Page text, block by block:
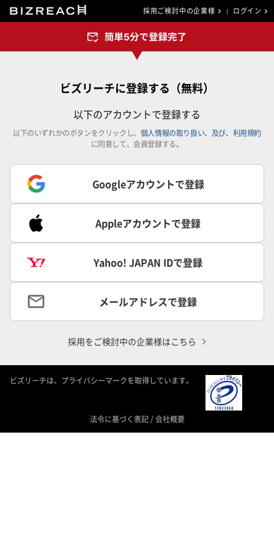
採用ご検討中の企業様 ログイン
ビズリーチに登録する（無料）
以下のアカウントで登録する
以下のいずれかのボタンをクリックし、 個人情報の取り扱い、及び、利用規約
に同意して、会員登録する。
Googleアカウントで登録
Appleアカウントで登録
Yahoo! JAPAN IDで登録
メールアドレスで登録
採用をご検討中の企業様はこちら
ビズリーチは、プライバシーマークを取得しています。
法令に基づく表記 /会社概要